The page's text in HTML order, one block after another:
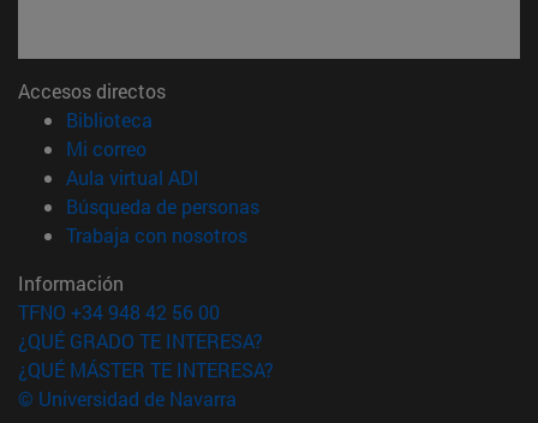
Accesos directos
Biblioteca
Mi correo(abre en nueva ventana)
Aula virtual ADI
Búsqueda de personas(abre en nueva ventana)
Trabaja con nosotros(abre en nueva ventana)
Información
TFNO +34 948 42 56 00
¿QUÉ GRADO TE INTERESA?
¿QUÉ MÁSTER TE INTERESA?
© Universidad de Navarra